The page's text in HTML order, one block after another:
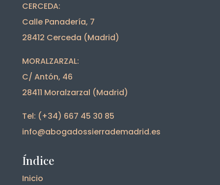
CERCEDA:
Calle Panadería, 7
28412 Cerceda (Madrid)
MORALZARZAL:
C/ Antón, 46
28411 Moralzarzal (Madrid)
Tel: (+34) 667 45 30 85
info@abogadossierrademadrid.es
Índice
Inicio